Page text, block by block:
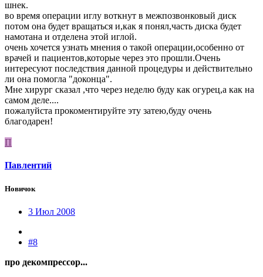
шнек.
во время операции иглу воткнут в межпозвонковый диск
потом она будет вращаться и,как я понял,часть диска будет
намотана и отделена этой иглой.
очень хочется узнать мнения о такой операции,особенно от
врачей и пациентов,которые через это прошли.Очень
интересуют последствия данной процедуры и действительно
ли она помогла "доконца".
Мне хирург сказал ,что через неделю буду как огурец,а как на
самом деле....
пожалуйста прокоментируйте эту затею,буду очень
благодарен!
П
Павлентий
Новичок
3 Июл 2008
#8
про декомпрессор...